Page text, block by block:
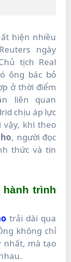
hiện nhiều
ngày
tịch Real
ông bác bỏ
ở thời điểm
liên quan
chịu áp lực
vậy, khi theo
, người đọc
thức và tin
trình
trải dài qua
không chỉ
nhất, mà tạo